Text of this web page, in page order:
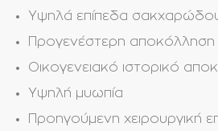
Υψηλά επίπεδα
Προγενέστερη
Οικογενειακό ιστορικό
Υψηλή μυωπία
Προηγούμενη χειρουργική